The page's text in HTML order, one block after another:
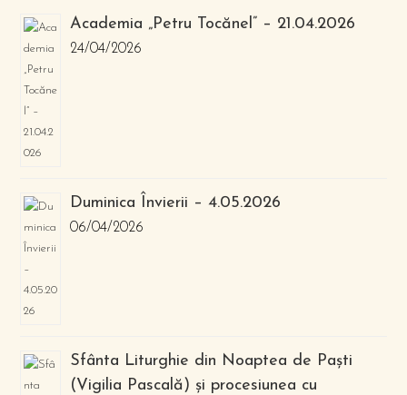
Academia „Petru Tocănel” – 21.04.2026
24/04/2026
Duminica Învierii – 4.05.2026
06/04/2026
Sfânta Liturghie din Noaptea de Paști
(Vigilia Pascală) și procesiunea cu